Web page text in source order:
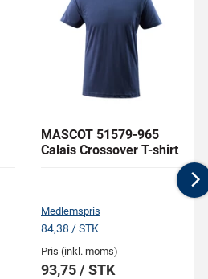
MASCOT 51579-965
Calais Crossover T-shirt
Medlemspris
84,38 / STK
Pris (inkl. moms)
93,75 / STK